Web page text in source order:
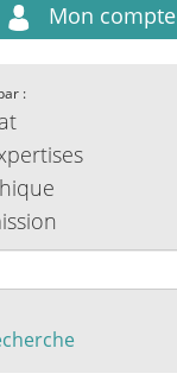
Mon compte
: